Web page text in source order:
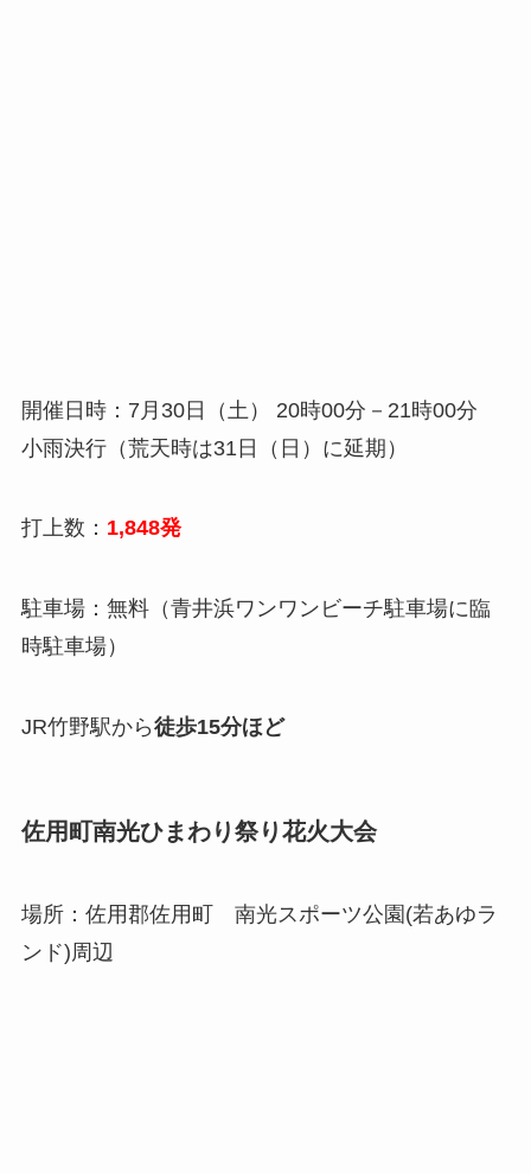
開催日時：7月30日（土） 20時00分－21時00分
小雨決行（荒天時は31日（日）に延期）
打上数： 1,848発
駐車場：無料（青井浜ワンワンビーチ駐車場に臨
時駐車場）
JR竹野駅から徒歩15分ほど
佐用町南光ひまわり祭り花火大会
場所：佐用郡佐用町 南光スポーツ公園(若あゆラ
ンド)周辺